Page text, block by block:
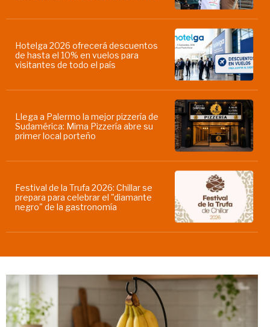
Hotelga 2026 ofrecerá descuentos
de hasta el 10% en vuelos para
visitantes de todo el país
Llega a Palermo la mejor pizzería de
Sudamérica: Mima Pizzería abre su
primer local porteño
Festival de la Trufa 2026: Chillar se
prepara para celebrar el "diamante
negro" de la gastronomía